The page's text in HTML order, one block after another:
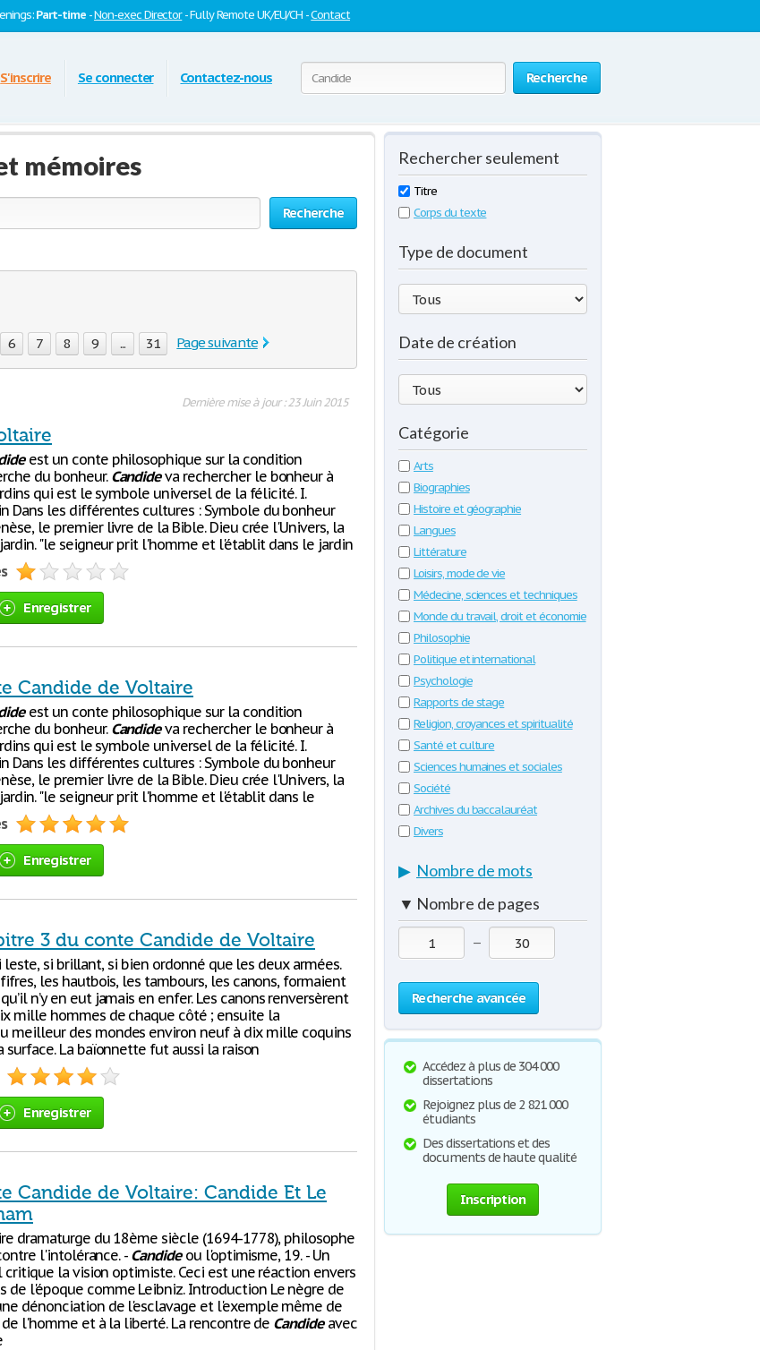
Part-time -Non-exec Director- Fully Remote UK/EU/CH -Contact
Recherche
S'inscrire Se connecter Contactez-nous
mémoires
Recherche
6 7 8 9 ... 31 Page suivante
Dernière mise à jour : 23 Juin 2015
est un conte philosophique sur la condition
du bonheur. Candideva rechercher le bonheur à
qui est le symbole universel de la félicité. I.
Dans les différentes cultures : Symbole du bonheur
le premier livre de la Bible. Dieu crée l'Univers, la
"le seigneur prit l'homme et l'établit dans le jardin
Enregistrer
Candide de Voltaire
est un conte philosophique sur la condition
du bonheur. Candideva rechercher le bonheur à
qui est le symbole universel de la félicité. I.
Dans les différentes cultures : Symbole du bonheur
le premier livre de la Bible. Dieu crée l'Univers, la
"le seigneur prit l'homme et l'établit dans le
Enregistrer
3 du conte Candide de Voltaire
leste, si brillant, si bien ordonné que les deux armées.
les hautbois, les tambours, les canons, formaient
n’y en eut jamais en enfer. Les canons renversèrent
mille hommes de chaque côté ; ensuite la
meilleur des mondes environ neuf à dix mille coquins
La baïonnette fut aussi la raison
Enregistrer
Candide de Voltaire: Candide Et Le
dramaturge du 18ème siècle (1694-1778), philosophe
l'intolérance. - Candideou l'optimisme, 19. - Un
la vision optimiste. Ceci est une réaction envers
de l'époque comme Leibniz. Introduction Le nègre de
dénonciation de l'esclavage et l'exemple même de
l'homme et à la liberté. La rencontre de Candideavec
Rechercher seulement
Titre
Corps du texte
Type de document
Date de création
Catégorie
Arts
Biographies
Histoire et géographie
Langues
Littérature
Loisirs, mode de vie
Médecine, sciences et techniques
Monde du travail, droit et économie
Philosophie
Politique et international
Psychologie
Rapports de stage
Religion, croyances et spiritualité
Santé et culture
Sciences humaines et sociales
Société
Archives du baccalauréat
Divers
▶ Nombre de mots
▼ Nombre de pages
—
Recherche avancée
Accédez à plus de 304 000
dissertations
Rejoignez plus de 2 821 000
étudiants
Des dissertations et des
documents de haute qualité
Inscription